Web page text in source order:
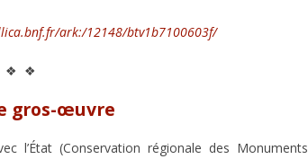
ark:/12148/btv1b7100603f/
❖ ❖
gros-œuvre
l’État (Conservation régionale des Monuments